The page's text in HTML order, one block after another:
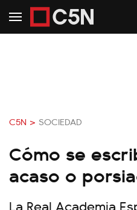
C5N > SOCIEDAD
Cómo se
acaso o
La Real Academia